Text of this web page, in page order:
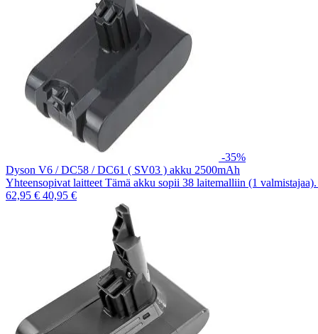
-35%
Dyson V6 / DC58 / DC61 ( SV03 ) akku 2500mAh
Yhteensopivat laitteet Tämä akku sopii 38 laitemalliin (1
62,95 € 40,95 €